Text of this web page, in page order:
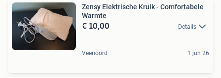
Zensy Elektrische Kruik - Comfortabele
Warmte
€ 10,00 Details
Veenoord 1 jun 26